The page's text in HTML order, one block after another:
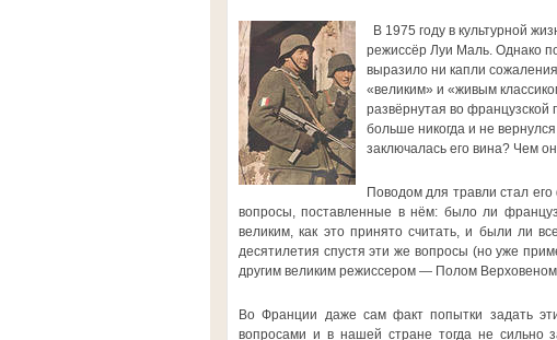
В 1975 году в культурной
режиссёр Луи Маль. Однако
выразило ни капли
«великим» и «живым
развёрнутая во
больше никогда и не
заключалась его вина? Чем
Поводом для травли стал
вопросы, поставленные в нём: было ли
великим, как это принято считать, и были ли
десятилетия спустя эти же вопросы (но уже
другим великим режиссером — Полом
Во Франции даже сам факт попытки задать
вопросами и в нашей стране тогда не сильно